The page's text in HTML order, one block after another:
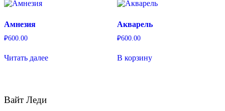
Амнезия
₽600.00
Читать далее
Акварель
₽600.00
В корзину
Вайт Леди